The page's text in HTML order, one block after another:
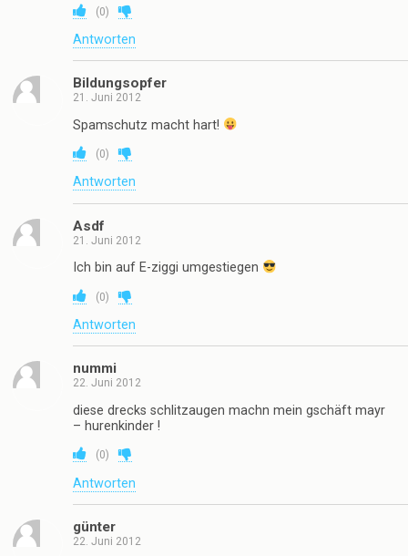
Hurra, wir sind betroffen! Und traurig rollt eine kleine
sehen dich grosse, feuchte Augen anklagend an. Da
Dreckswerbung. Man hätte nur eines in einer solchen
Situation machen können: dem dämlichen Balg
(fairerweise muss man sagen, dass die Kinder für die
Nummer wahrscheinlich nichts können, wurden wohl
von Claudia Roth oder irgendeinem, im Hintergrund
stehenden Terantelkocher, angestifftet) erst die
eigene Kippe rauchen lassen und dann noch schön ’n
paar Streichhölzer zum kokeln mit auf’n Weg geben.
die Blagen später meine Chemo bezahlen. Der gelbe
Mann hat schon nen ganz ordentlichen
21. Juni 2012
(0)
Antworten
Einzigster88
Darauf erstmal eine rauchen.